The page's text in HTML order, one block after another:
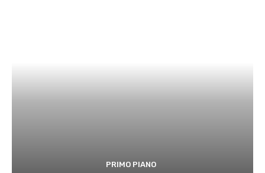
PRIMO PIANO